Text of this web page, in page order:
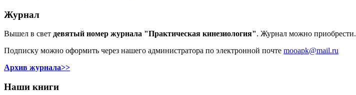
Журнал
Вышел в свет девятый номер журнала "Практическая кинезиология". Журнал можно приобрести.
Подписку можно оформить через нашего администратора по электронной почте mooapk@mail.ru
Архив журнала>>
Наши книги